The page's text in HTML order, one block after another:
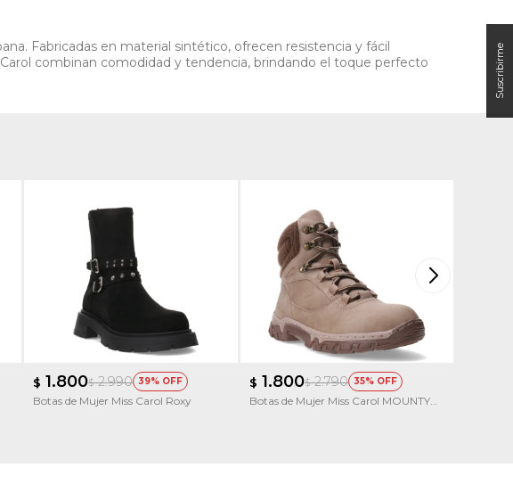
Fabricadas en material sintético, ofrecen resistencia y fácil
combinan comodidad y tendencia, brindando el toque perfecto
$ 1.800$ 2.990 39
Botas de Mujer Miss Carol Roxy
$ 1.800$ 2.790 35
Botas de Mujer Miss Carol MOUNTY